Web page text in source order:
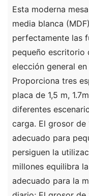
Esta moderna
media blanca
perfectamente las
pequeño escritorio
elección general
Proporciona tres
placa de 1,5 m,
diferentes
carga. El grosor de
adecuado para
persiguen la
millones equilibra
adecuado para la